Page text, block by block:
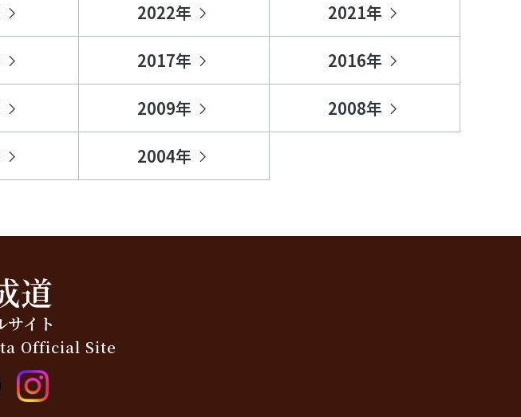
2022年 2021年
2017年 2016年
2009年 2008年
2004年
道
サイト
Official Site